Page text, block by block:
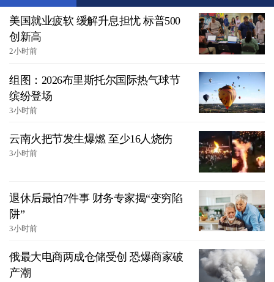
美国就业疲软 缓解升息担忧 标普500
创新高
2小时前
组图：2026布里斯托尔国际热气球节
缤纷登场
3小时前
云南火把节发生爆燃 至少16人烧伤
3小时前
退休后最怕7件事 财务专家揭“变穷陷
阱”
3小时前
俄最大电商两成仓储受创 恐爆商家破
产潮